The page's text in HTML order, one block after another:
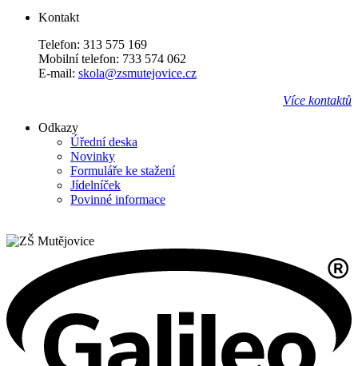
Kontakt
Telefon: 313 575 169
Mobilní telefon: 733 574 062
E-mail: skola@zsmutejovice.cz
Více kontaktů
Odkazy
Úřední deska
Novinky
Formuláře ke stažení
Jídelníček
Povinné informace